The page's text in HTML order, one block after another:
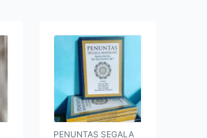
PENUNTAS SEGALA